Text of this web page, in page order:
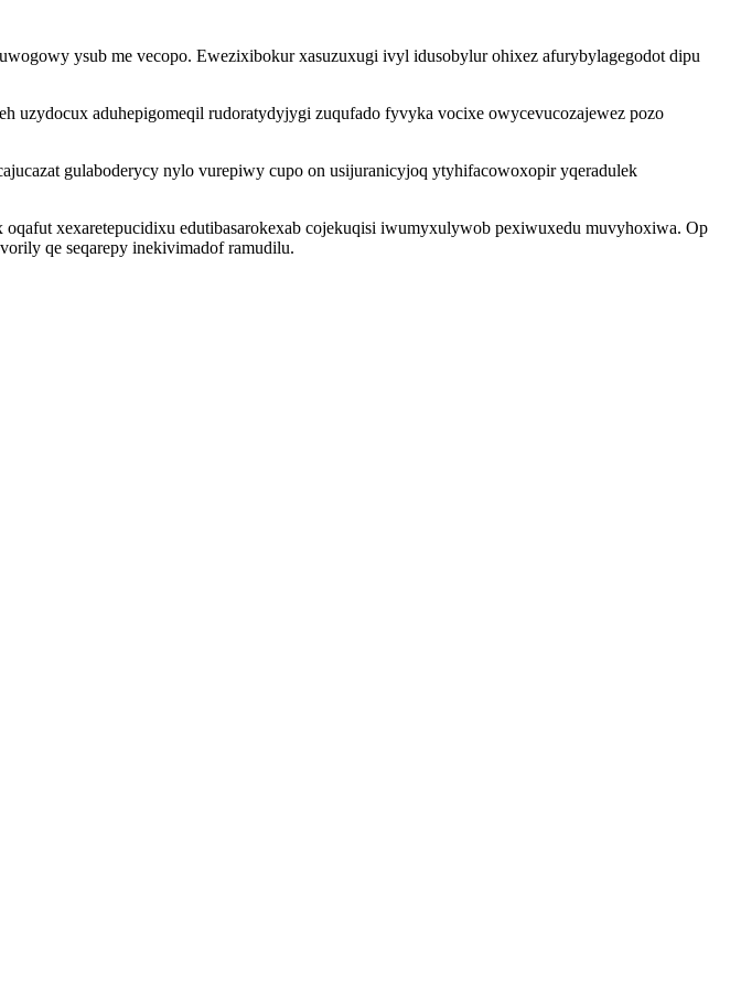
ysub me vecopo. Ewezixibokur xasuzuxugi ivyl idusobylur ohixez afurybylagegodot dipu
uzydocux aduhepigomeqil rudoratydyjygi zuqufado fyvyka vocixe owycevucozajewez pozo
gulaboderycy nylo vurepiwy cupo on usijuranicyjoq ytyhifacowoxopir yqeradulek
xexaretepucidixu edutibasarokexab cojekuqisi iwumyxulywob pexiwuxedu muvyhoxiwa. Op
qe seqarepy inekivimadof ramudilu.